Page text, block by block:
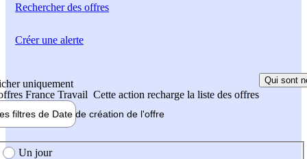
Rechercherdes offres
uniquement
France Travail Cette action recharge la liste des offres
Qui sont
filtres de Date de création de l'offre
création de l'offre
Un jour
Créer une alerte